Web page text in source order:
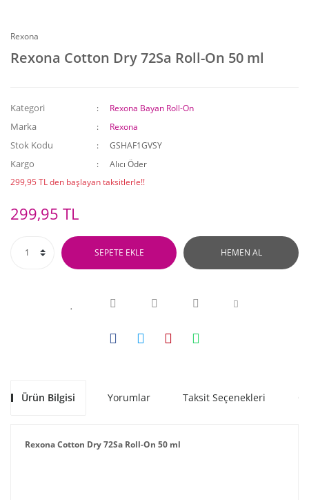
Rexona
Rexona Cotton Dry 72Sa Roll-On 50 ml
Kategori Rexona Bayan Roll-On
Marka Rexona
Stok Kodu GSHAF1GVSY
Kargo
Alıcı Öder
299,95 TL den başlayan taksitlerle!!
299,95 TL
SEPETE EKLE HEMEN AL
Ürün Bilgisi Yorumlar Taksit Seçenekleri
Rexona Cotton Dry 72Sa Roll-On 50 ml